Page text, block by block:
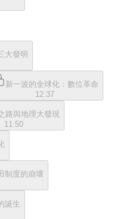
大發明
新一波的全球化：數位革命
12:37
路與地理大發現
11:50
制度的崩壞
誕生